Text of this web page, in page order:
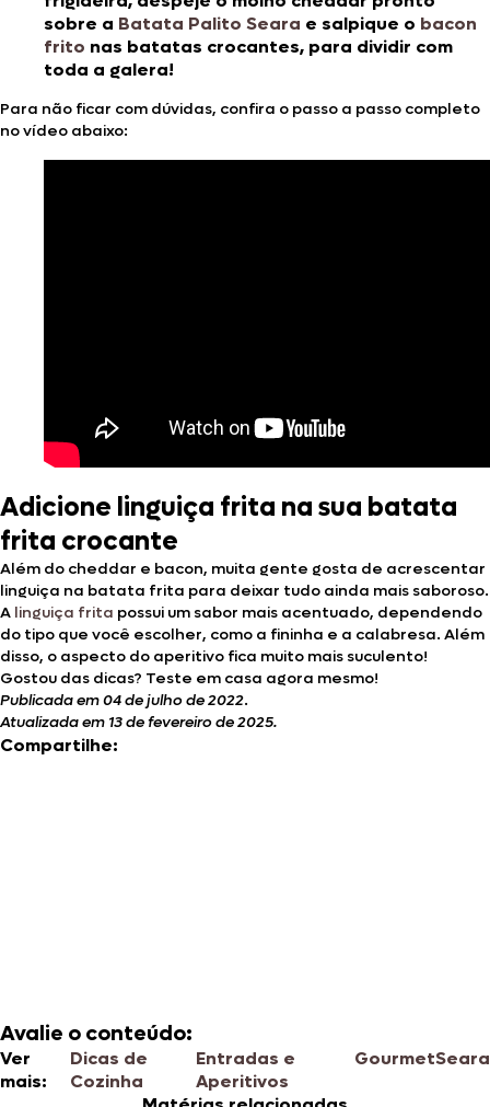
sobre a Batata Palito Seara e salpique o bacon
frito nas batatas crocantes, para dividir com
toda a galera!
Para não ficar com dúvidas, confira o passo a passo completo
no vídeo abaixo:
Adicione linguiça frita na sua batata
frita crocante
Além do cheddar e bacon, muita gente gosta de acrescentar
linguiça na batata frita para deixar tudo ainda mais saboroso.
A linguiça frita possui um sabor mais acentuado, dependendo
do tipo que você escolher, como a fininha e a calabresa. Além
disso, o aspecto do aperitivo fica muito mais suculento!
Gostou das dicas? Teste em casa agora mesmo!
Publicada em 04 de julho de 2022.
Atualizada em 13 de fevereiro de 2025.
Compartilhe:
Avalie o conteúdo:
Ver
mais:
Dicas de
Cozinha
Entradas e
Aperitivos
GourmetSeara